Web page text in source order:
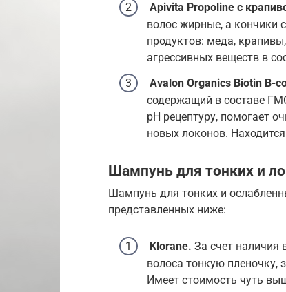
Apivita Propoline с
волос жирные, а кончики
продуктов: меда,
агрессивных веществ в
Avalon Organics Biotin B-
содержащий в составе
pH рецептуру, помогает
новых локонов.
Шампунь для тонких и
Шампунь для тонких и
представленных ниже:
Klorane. За счет наличия
волоса тонкую пленочку,
Имеет стоимость чуть